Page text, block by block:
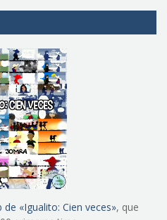
«Igualito: Cien veces», que